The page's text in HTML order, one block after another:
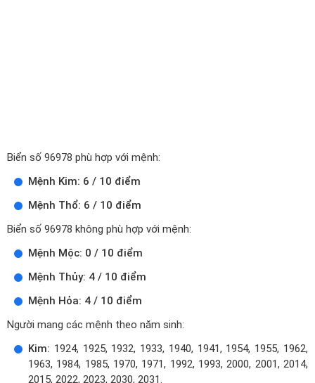
Biển số 96978 phù hợp với mệnh:
Mệnh Kim: 6 / 10 điểm
Mệnh Thổ: 6 / 10 điểm
Biển số 96978 không phù hợp với mệnh:
Mệnh Mộc: 0 / 10 điểm
Mệnh Thủy: 4 / 10 điểm
Mệnh Hỏa: 4 / 10 điểm
Người mang các mệnh theo năm sinh:
Kim: 1924, 1925, 1932, 1933, 1940, 1941, 1954, 1955, 1962,
1963, 1984, 1985, 1970, 1971, 1992, 1993, 2000, 2001, 2014,
2015, 2022, 2023, 2030, 2031.